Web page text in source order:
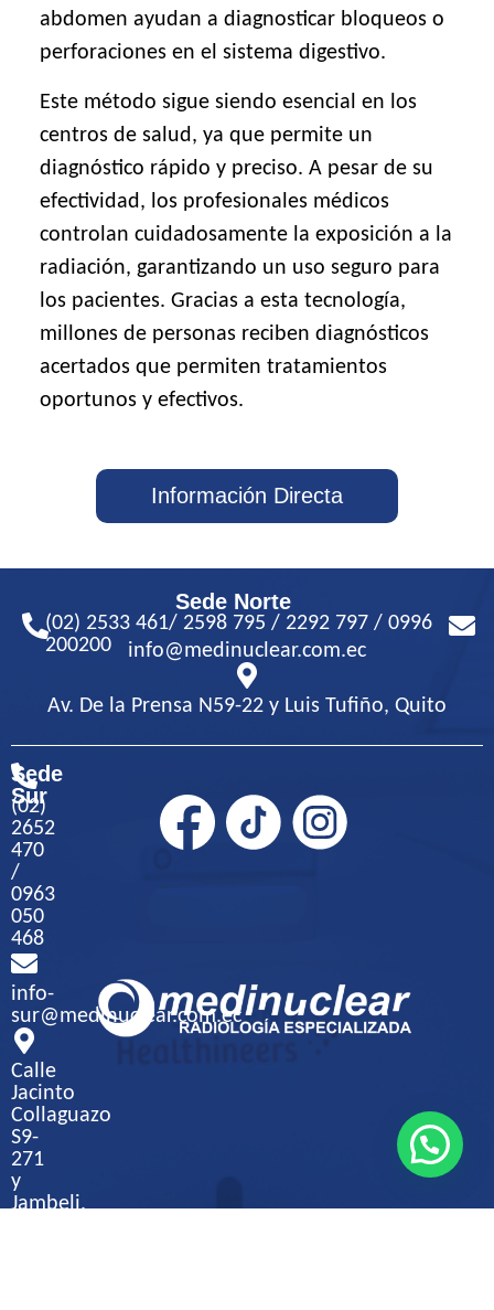
abdomen ayudan a diagnosticar bloqueos o
perforaciones en el sistema digestivo.
Este método sigue siendo esencial en los
centros de salud, ya que permite un
diagnóstico rápido y preciso. A pesar de su
efectividad, los profesionales médicos
controlan cuidadosamente la exposición a la
radiación, garantizando un uso seguro para
los pacientes. Gracias a esta tecnología,
millones de personas reciben diagnósticos
acertados que permiten tratamientos
oportunos y efectivos.
Información Directa
Sede Norte
(02) 2533 461/ 2598 795 / 2292 797 / 0996
200200
info@medinuclear.com.ec
Av. De la Prensa N59-22 y Luis Tufiño, Quito
Sede
Sur
(02)
2652
470
/
0963
050
468
info-
sur@medinuclear.com.ec
Calle
Jacinto
Collaguazo
S9-
271
y
Jambeli,